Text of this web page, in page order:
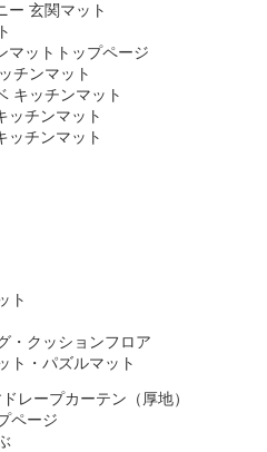
ー 玄関マット
マットトップページ
チンマット
キッチンマット
ッチンマット
ッチンマット
ト
・クッションフロア
ト・パズルマット
ドレープカーテン（厚地）
ページ